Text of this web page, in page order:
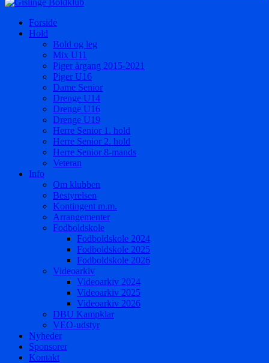
Forside
Hold
Bold og leg
Mix U11
Piger årgang 2015-2021
Piger U16
Dame Senior
Drenge U14
Drenge U16
Drenge U19
Herre Senior 1. hold
Herre Senior 2. hold
Herre Senior 8-mands
Veteran
Info
Om klubben
Bestyrelsen
Kontingent m.m.
Arrangementer
Fodboldskole
Fodboldskole 2024
Fodboldskole 2025
Fodboldskole 2026
Videoarkiv
Videoarkiv 2024
Videoarkiv 2025
Videoarkiv 2026
DBU Kampklar
VEO-udstyr
Nyheder
Sponsorer
Kontakt